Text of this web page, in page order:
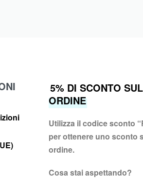
5% DI SCONTO
ORDINE
Utilizza il codice sconto “
per ottenere uno sconto
ordine.
Cosa stai aspettando?